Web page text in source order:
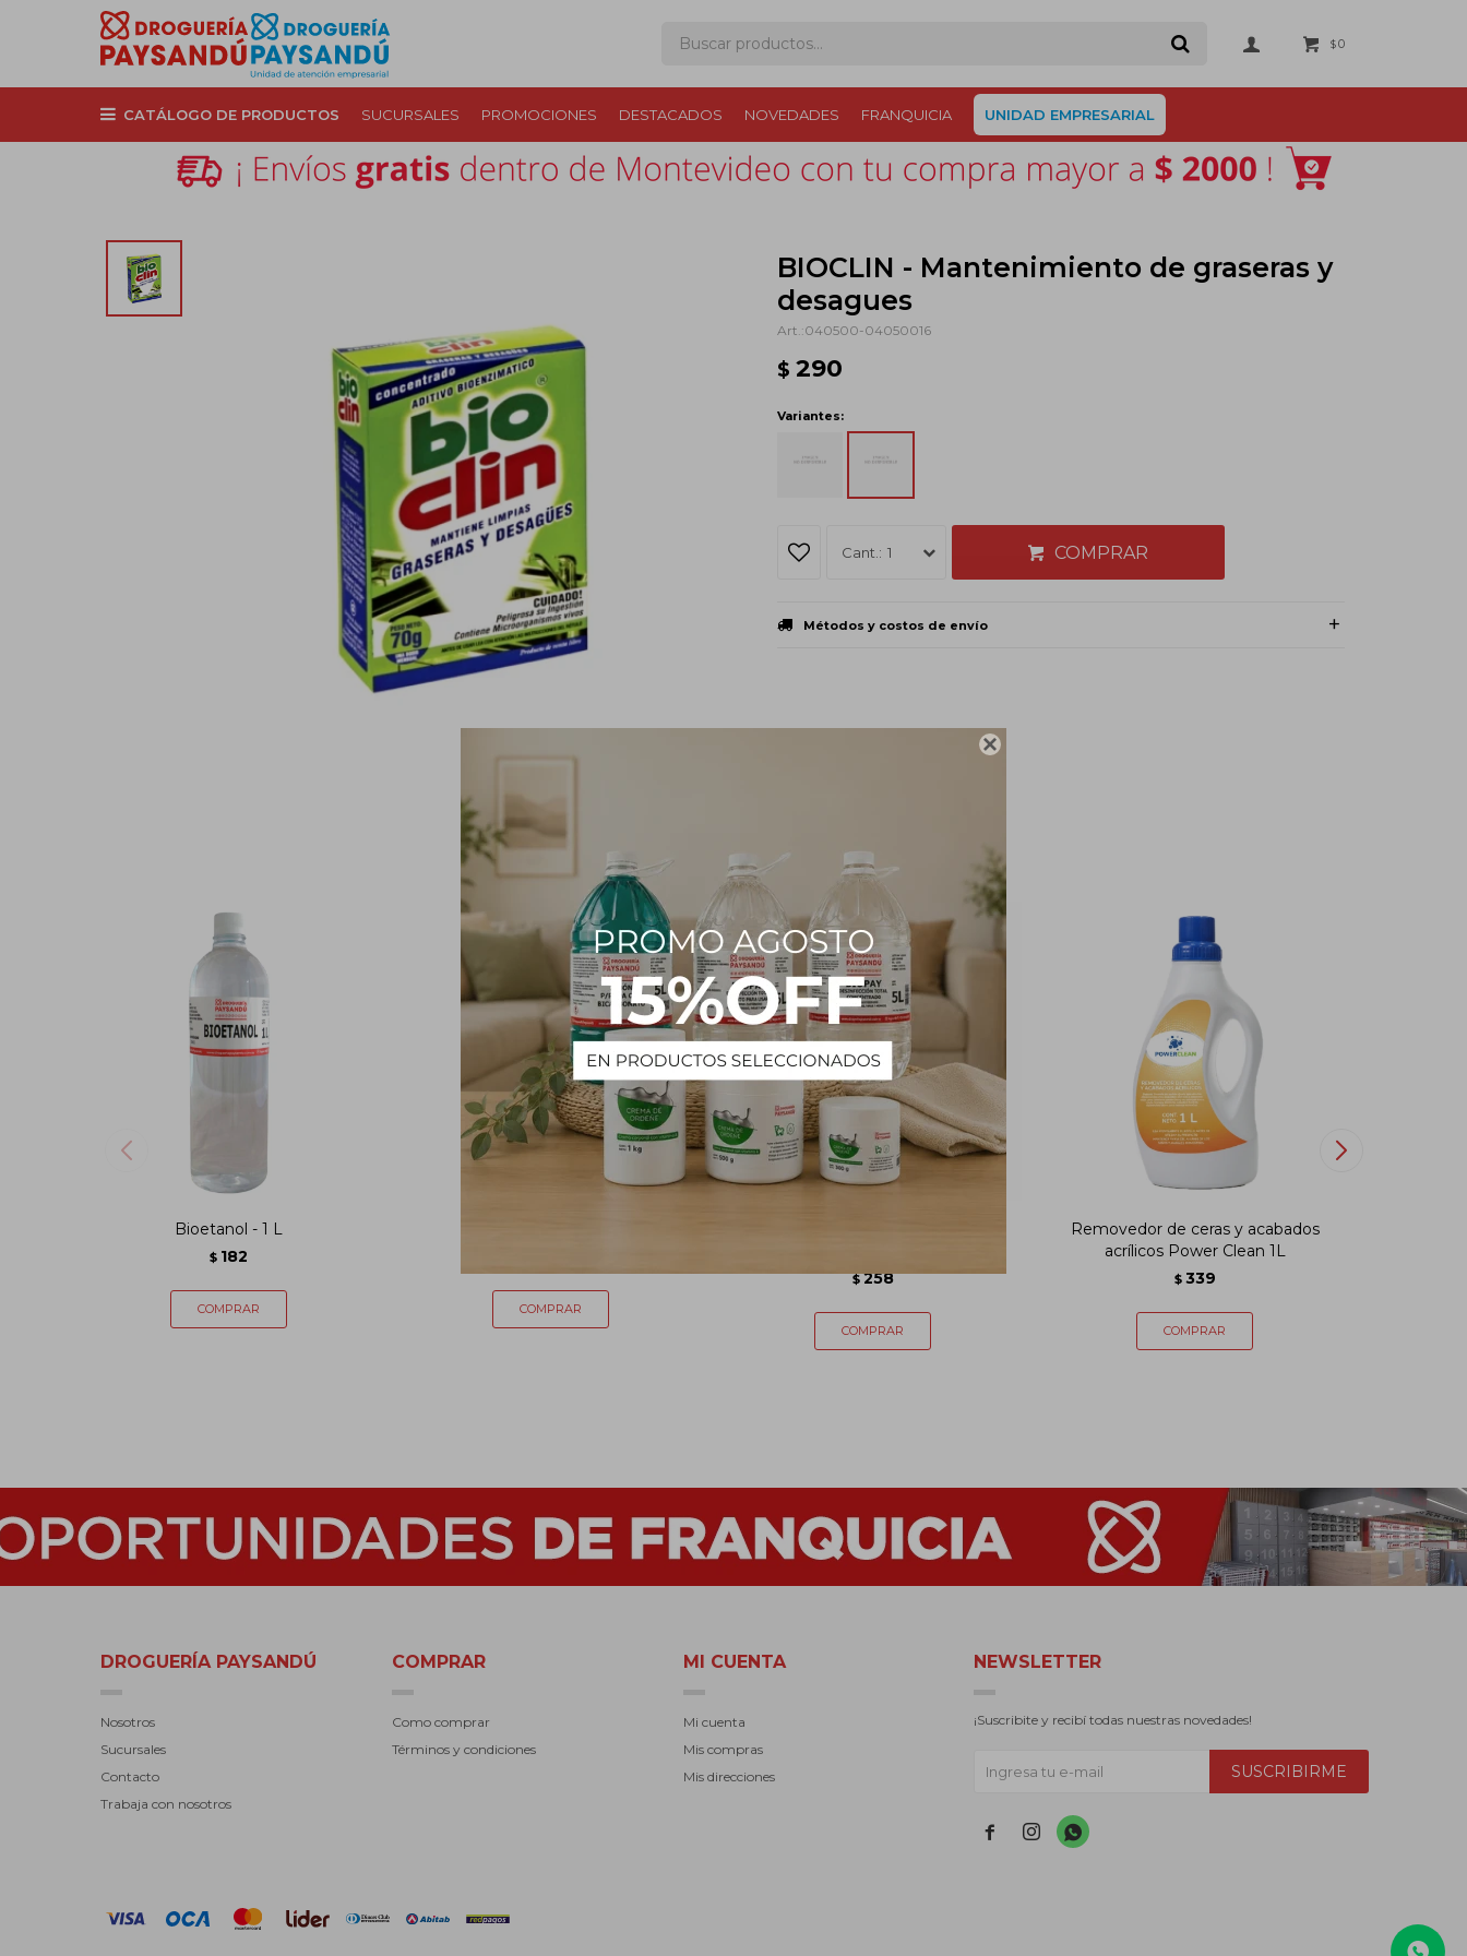

CATÁLOGO DE PRODUCTOS SUCURSALES PROMOCIONES DESTACADOS NOVEDADES FRANQUICIA UNIDAD EMPRESARIAL
$0
BIOCLIN - Mantenimiento de graseras y
desagues
040500-04050016
$ 290
Variantes:
1 COMPRAR
Métodos y costos de envío
PRODUCTOS QUE TE PUEDEN INTERESAR
Bioetanol - 1 L
$ 182
$ 258
Removedor de ceras y acabados
acrílicos Power Clean 1L
$ 339
DROGUERÍA PAYSANDÚ
Nosotros
Sucursales
Contacto
Trabaja con nosotros
COMPRAR
Como comprar
Términos y condiciones
MI CUENTA
Mi cuenta
Mis compras
Mis direcciones
NEWSLETTER
¡Suscribite y recibí todas nuestras novedades!
SUSCRIBIRME
  